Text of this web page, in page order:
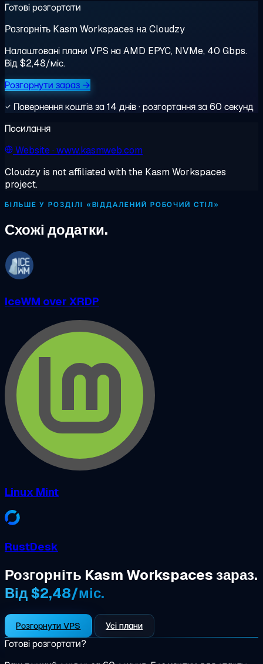
Готові розгортати
Розгорніть Kasm Workspaces на Cloudzy
Налаштовані плани VPS на AMD EPYC, NVMe, 40 Gbps.
Від $2,48/міс.
Розгорнути зараз →
Повернення коштів за 14 днів · розгортання за 60 секунд
Посилання
Website· www.kasmweb.com
Cloudzy is not affiliated with the Kasm Workspaces
project.
БІЛЬШЕ У РОЗДІЛІ «ВІДДАЛЕНИЙ РОБОЧИЙ СТІЛ»
Схожі додатки.
IceWM over XRDP
Linux Mint
RustDesk
Розгорніть Kasm Workspaces зараз.
Від $2,48/міс.
Розгорнути VPS Усі плани
Готові розгортати?